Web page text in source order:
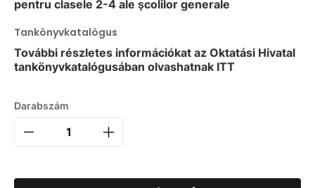
pentru clasele 2-4 ale şcolilor generale
Tankönyvkatalógus
További részletes információkat az Oktatási Hivatal
tankönyvkatalógusában olvashatnak ITT
Darabszám